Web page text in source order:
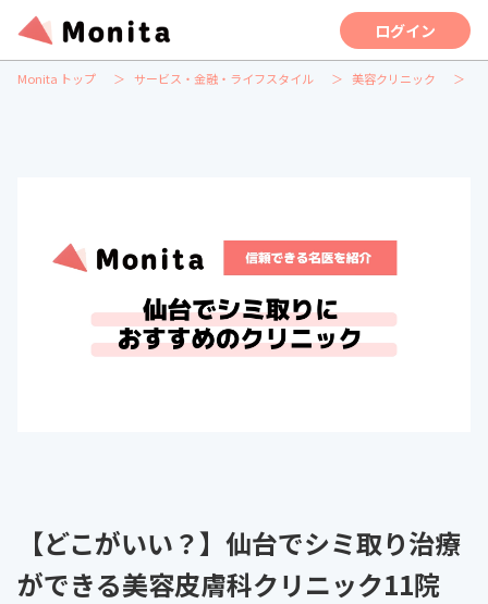
ログイン
Monita トップ サービス・金融・ライフスタイル 美容クリニック
【どこがいい？】仙台でシミ取り治療
ができる美容皮膚科クリニック11院